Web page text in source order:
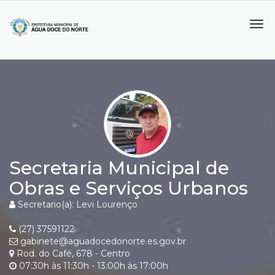
Secretaria Municipal de
Obras e Serviços Urbanos
Secretario(a): Levi Lourenço
(27) 37591122
gabinete@aguadocedonorte.es.gov.br
Rod. do Café, 678 - Centro
07:30h às 11:30h - 13:00h às 17:00h